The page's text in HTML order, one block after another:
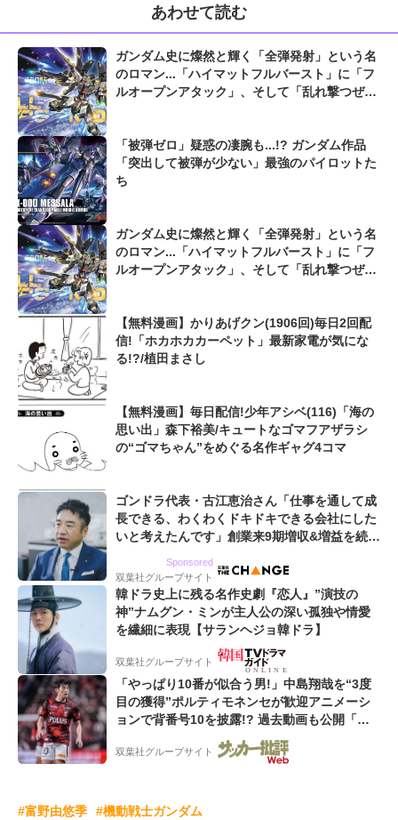
あわせて読む
ガンダム史に燦然と輝く「全弾発射」という名
のロマン...「ハイマットフルバースト」に「フ
ルオープンアタック」、そして「乱れ撃つぜ」
「被弾ゼロ」疑惑の凄腕も...!? ガンダム作品
「突出して被弾が少ない」最強のパイロットた
ち
ガンダム史に燦然と輝く「全弾発射」という名
のロマン...「ハイマットフルバースト」に「フ
ルオープンアタック」、そして「乱れ撃つぜ」
【無料漫画】かりあげクン(1906回)毎日2回配
信!「ホカホカカーペット」最新家電が気にな
る!?/植田まさし
【無料漫画】毎日配信!少年アシベ(116)「海の
思い出」森下裕美/キュートなゴマフアザラシ
の“ゴマちゃん”をめぐる名作ギャグ4コマ
ゴンドラ代表・古江恵治さん「仕事を通して成
長できる、わくわくドキドキできる会社にした
いと考えたんです」創業来9期増収&増益を続け
Sponsored
双葉社グループサイト
韓ドラ史上に残る名作史劇『恋人』”演技の
神”ナムグン・ミンが主人公の深い孤独や情愛
を繊細に表現【サランヘジョ韓ドラ】
双葉社グループサイト
「やっぱり10番が似合う男!」中島翔哉を“3度
目の獲得”ポルティモネンセが歓迎アニメーシ
ョンで背番号10を披露!? 過去動画も公開「幸
せだね〜」「爽やかイケメン」
双葉社グループサイト
#富野由悠季 #機動戦士ガンダム